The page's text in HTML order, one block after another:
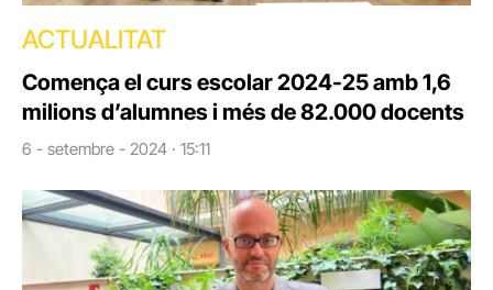
ACTUALITAT
Comença el curs escolar 2024-25 amb 1,6
milions d’alumnes i més de 82.000 docents
6 - setembre - 2024 · 15:11